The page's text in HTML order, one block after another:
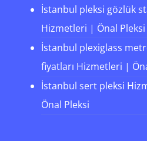
İstanbul pleksi gözlük
Hizmetleri | Önal Pleksi
İstanbul plexiglass
fiyatları Hizmetleri |
İstanbul sert pleksi
Önal Pleksi